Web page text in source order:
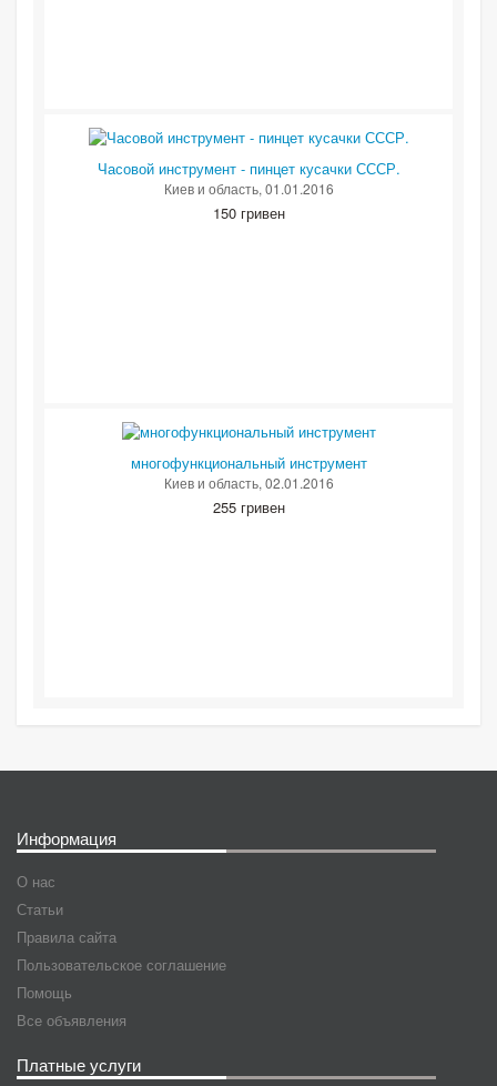
Часовой инструмент - пинцет кусачки СССР.
Киев и область, 01.01.2016
150 гривен
многофункциональный инструмент
Киев и область, 02.01.2016
255 гривен
Информация
О нас
Статьи
Правила сайта
Пользовательское соглашение
Помощь
Все объявления
Платные услуги